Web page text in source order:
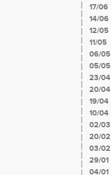
17/06
14/06
12/05
11/05
06/05
05/05
23/04
20/04
19/04
10/04
02/03
20/02
03/02
29/01
04/01